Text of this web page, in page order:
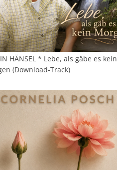
HÄNSEL * Lebe, als gäbe es kein
(Download-Track)